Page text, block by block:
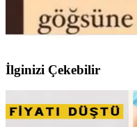
İlginizi Çekebilir